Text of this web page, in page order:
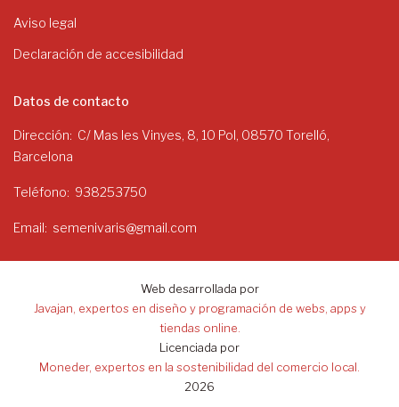
Aviso legal
Declaración de accesibilidad
Datos de contacto
Dirección
C/ Mas les Vinyes, 8, 10 Pol, 08570 Torelló,
Barcelona
Teléfono 938253750
Email semenivaris@gmail.com
Web desarrollada por
Javajan, expertos en diseño y programación de webs, apps y
tiendas online.
Licenciada por
Moneder, expertos en la sostenibilidad del comercio local.
2026